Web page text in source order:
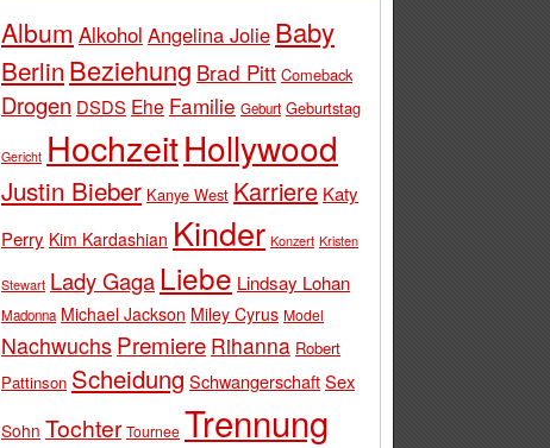
Album Alkohol Angelina Jolie Baby
Berlin Beziehung Brad Pitt Comeback
Drogen DSDS Ehe Familie Geburt Geburtstag
Gericht HochzeitHollywood
Justin Bieber Kanye West Karriere Katy
Perry Kim Kardashian Kinder Konzert Kristen
Stewart Lady Gaga Liebe Lindsay Lohan
Madonna Michael Jackson Miley Cyrus Model
Nachwuchs Premiere Rihanna Robert
Pattinson Scheidung SchwangerschaftSex
Sohn Tochter Tournee Trennung